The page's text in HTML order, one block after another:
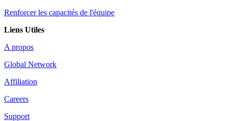
Renforcer les capacités de l'équipe
Liens Utiles
A propos
Global Network
Affiliation
Careers
Support